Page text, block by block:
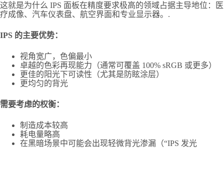
这就是为什么 IPS 面板在精度要求极高的领域占据主导地位：医
疗成像、汽车仪表盘、航空界面和专业显示器。.
IPS 的主要优势：
视角宽广，色偏最小
卓越的色彩再现能力（通常可覆盖 100% sRGB 或更多）
更佳的阳光下可读性（尤其是防眩涂层）
更均匀的背光
需要考虑的权衡：
制造成本较高
耗电量略高
在黑暗场景中可能会出现轻微背光渗漏（“IPS 发光